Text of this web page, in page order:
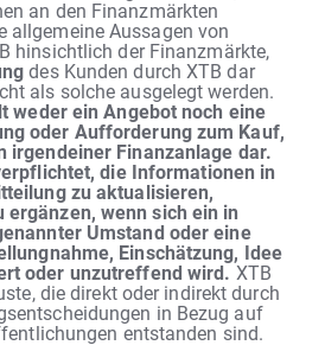
an den Finanzmärkten
allgemeine Aussagen von
hinsichtlich der Finanzmärkte,
des Kunden durch XTB dar
als solche ausgelegt werden.
weder ein Angebot noch eine
oder Aufforderung zum Kauf,
irgendeiner Finanzanlage dar.
die Informationen in
zu aktualisieren,
ergänzen, wenn sich ein in
Umstand oder eine
Einschätzung, Idee
oder unzutreffend wird. XTB
die direkt oder indirekt durch
in Bezug auf
entstanden sind.